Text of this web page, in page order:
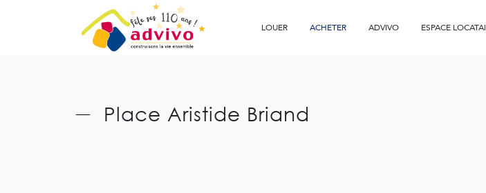
LOUER ACHETER ADVIVO ESPACE
Place Aristide Briand